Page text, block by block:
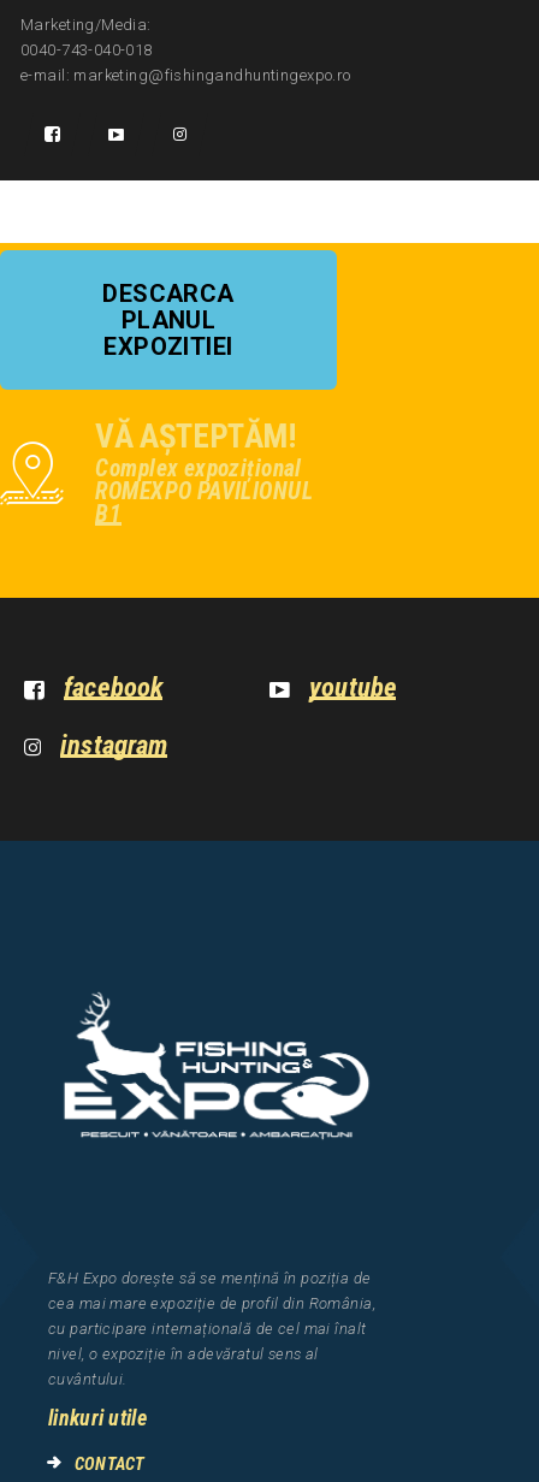
Marketing/Media:
0040-743-040-018
e-mail: marketing@fishingandhuntingexpo.ro
DESCARCA
PLANUL
EXPOZITIEI
VĂ AȘTEPTĂM!
Complex expozițional
ROMEXPO PAVILIONUL
B1
facebook
youtube
instagram
F&H Expo dorește să se mențină în poziția de
cea mai mare expoziție de profil din România
cu participare internațională de cel maiînalt
nivel, o expoziție în adevăratul sens al
cuvântului.
linkuri utile
CONTACT